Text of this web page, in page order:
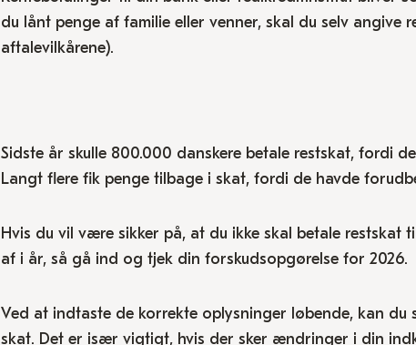
du lånt penge af familie eller venner, skal du selv angive
aftalevilkårene).
Sidste år skulle 800.000 danskere betale restskat, fordi
Langt flere fik penge tilbage i skat, fordi de havde
Hvis du vil være sikker på, at du ikke skal betale
af i år, så gå ind og tjek din forskudsopgørelse for 2026.
Ved at indtaste de korrekte oplysninger løbende, kan du
skat. Det er især vigtigt, hvis der sker ændringer i din